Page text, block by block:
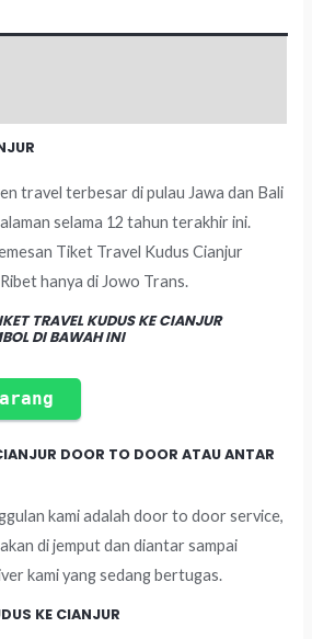
travel terbesar di pulau Jawa dan Bali
selama 12 tahun terakhir ini.
Tiket Travel Kudus Cianjur
hanya di Jowo Trans.
TRAVEL KUDUS KE CIANJUR
DI BAWAH INI
DOOR TO DOOR ATAU ANTAR
kami adalah door to door service,
di jemput dan diantar sampai
kami yang sedang bertugas.
KE CIANJUR